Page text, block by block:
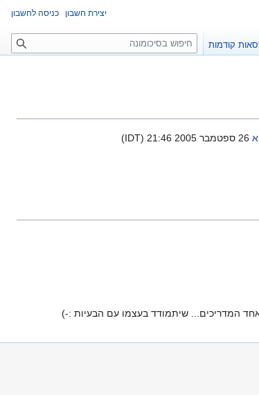
26 ספטמבר 2005 21:46 (IDT)
אחד המדריכים... שיתמודד בעצמו עם הבעיות :-)
יצירת חשבון כניסה לחשבון
קודמות
ח
י